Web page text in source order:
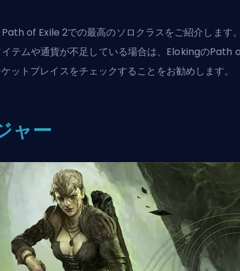
of Exile 2での最高のソロクラスをご紹介します
テムや通貨が不足している場合は、 ElokingのPath
ットプレイスをチェックすることをお勧めします。
ャー